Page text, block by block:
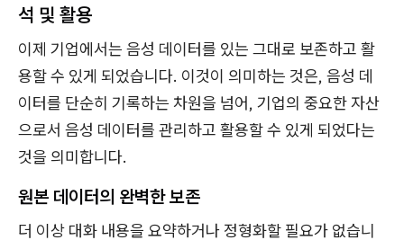
석 및 활용
이제 기업에서는 음성 데이터를 있는 그대로 보존하고 활
용할 수 있게 되었습니다. 이것이 의미하는 것은, 음성 데
이터를 단순히 기록하는 차원을 넘어, 기업의 중요한 자산
으로서 음성 데이터를 관리하고 활용할 수 있게 되었다는
것을 의미합니다.
원본 데이터의 완벽한 보존
더 이상 대화 내용을 요약하거나 정형화할 필요가 없습니